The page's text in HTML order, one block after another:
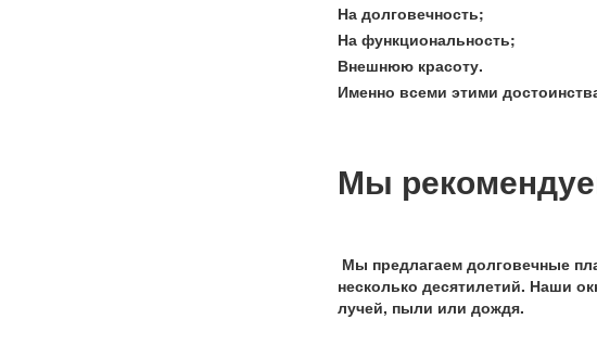
На долговечность;
На функциональность;
Внешнюю красоту.
Именно всеми этими
Мы
Мы предлагаем долговечные
несколько десятилетий. Наши
лучей, пыли или дождя.